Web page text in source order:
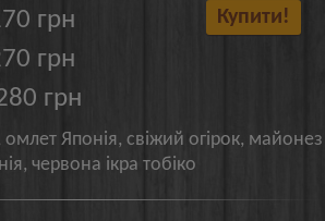
грн
грн
грн
Купити!
омлет Японія, свіжий огірок, майонез
червона ікра тобіко